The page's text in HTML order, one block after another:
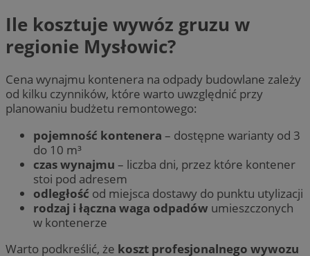
Ile kosztuje wywóz gruzu w
regionie Mysłowic?
Cena wynajmu kontenera na odpady budowlane zależy
od kilku czynników, które warto uwzględnić przy
planowaniu budżetu remontowego:
pojemność kontenera – dostępne warianty od 3
do 10 m³
czas wynajmu – liczba dni, przez które kontener
stoi pod adresem
odległość od miejsca dostawy do punktu utylizacji
rodzaj i łączna waga odpadów umieszczonych
w kontenerze
Warto podkreślić, że koszt profesjonalnego wywozu